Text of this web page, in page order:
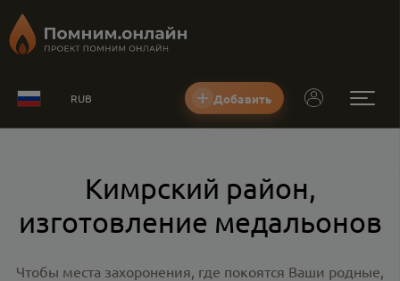
RUB Добавить
Кимрский район,
изготовление медальонов
Чтобы места захоронения, где покоятся Ваши родные,